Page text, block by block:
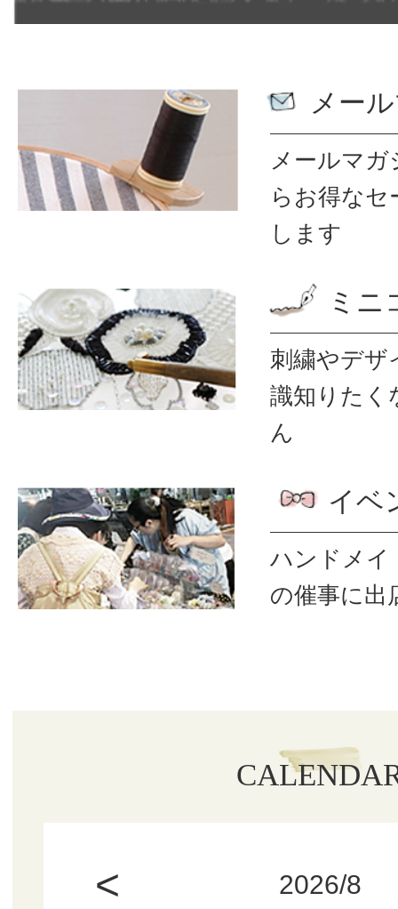
メー
メールマ
ら お得なセ
します
ミニ
刺繍やデザ
識知りたく
ん
イベ
ハンドメイ
の催事に出
< 2026/8